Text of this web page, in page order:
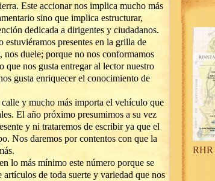
Este accionar nos implica mucho más
sino que implica estructurar,
dedicada a dirigentes y ciudadanos.
presentes en la grilla de
duele; porque no nos conformamos
que nos gusta entregar al lector nuestro
gusta enriquecer el conocimiento de
y mucho más importa el vehículo que
El año próximo presumimos a su vez
y ni trataremos de escribir ya que el
Nos daremos por contentos con que la
lo más mínimo este número porque se
de toda suerte y variedad que nos
RHR